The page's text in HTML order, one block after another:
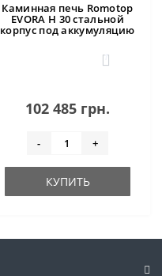
Каминная печь Romotop
EVORA H 30 стальной
корпус под аккумуляцию
1
102 485 грн.
- +
КУПИТЬ